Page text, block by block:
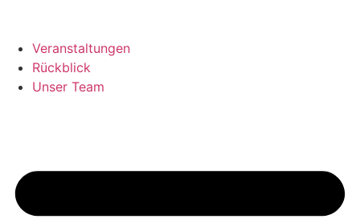
Veranstaltungen
Rückblick
Unser Team